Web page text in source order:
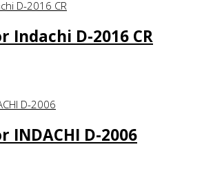
Indachi D-2016 CR
INDACHI D-2006